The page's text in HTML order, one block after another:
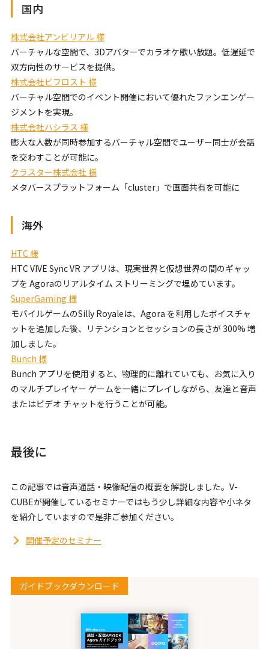
国内
株式会社アンビリアル 様
バーチャルな空間で、3Dアバターでカラオケ歌い放題。低遅延で
双方向性のサービスを提供。
株式会社ビフロスト 様
バーチャル空間でのイベント開催において優れたファンエンゲー
ジメントを実現。
株式会社ハシラス 様
膨大な人数が同時参加するバーチャル空間でユーザー同士が会話
を交わすことが可能に。
クラスター株式会社 様
メタバースプラットフォーム「cluster」で画面共有を可能に
海外
HTC 様
HTC VIVE Sync VR アプリは、現実世界と仮想世界の間のギャッ
プを Agoraのリアルタイム ストリーミングで埋めています。
SuperGaming 様
モバイルゲームのSilly Royaleは、Agora を利用したボイスチャ
ットを追加した後、リテンションとセッションの長さが 300% 増
加しました。
Bunch 様
Bunch アプリを使用すると、物理的に離れていても、お気に入り
のマルチプレイヤー ゲームを一緒にプレイしながら、友達と音声
またはビデオ チャットを行うことが可能。
最後に
この記事では音声通話・映像配信の概要を解説しました。V-
CUBEが開催しているセミナーではもう少し詳細な内容や小ネタ
を紹介していますので是非ご参加ください。
開催予定のセミナー
ガイドブックダウンロード